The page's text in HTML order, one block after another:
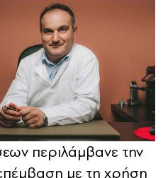
περιλάμβανε την
με τη χρήση